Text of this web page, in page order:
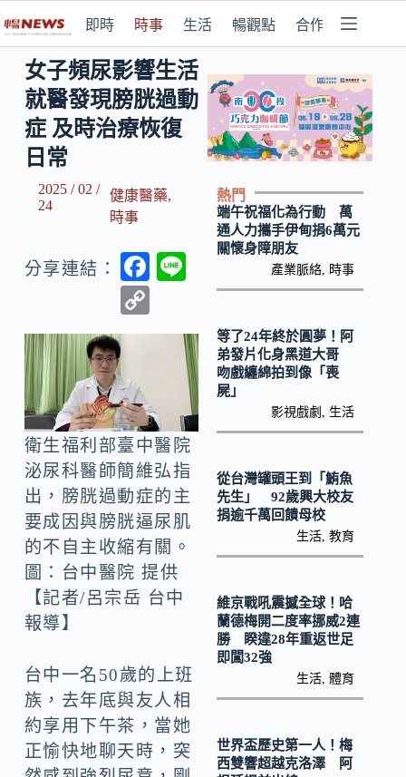
即時 時事 生活 暢觀點 合作媒體
女子頻尿影響生活
就醫發現膀胱過動
症 及時治療恢復
日常
2025 / 02 /
24
健康醫藥,
時事
分享連結：
F
o
k
o
Li
n
k
衛生福利部臺中醫院
泌尿科醫師簡維弘指
出，膀胱過動症的主
要成因與膀胱逼尿肌
的不自主收縮有關。
圖：台中醫院 提供
【記者/呂宗岳 台中
報導】
台中一名50歲的上班
族，去年底與友人相
約享用下午茶，當她
正愉快地聊天時，突
熱門
端午祝福化為行動 萬
通人力攜手伊甸捐6萬元
關懷身障朋友
產業脈絡 時事
等了24年終於圓夢！阿
弟發片化身黑道大哥
吻戲纏綿拍到像「喪
屍」
影視戲劇 生活
從台灣罐頭王到「鮪魚
先生」 92歲興大校友
捐逾千萬回饋母校
生活 ,教育
維京戰吼震撼全球！哈
蘭德梅開二度率挪威2連
勝 睽違28年重返世足
即闖32強
生活 ,體育
世界盃歷史第一人！梅
西雙響超越克洛澤 阿